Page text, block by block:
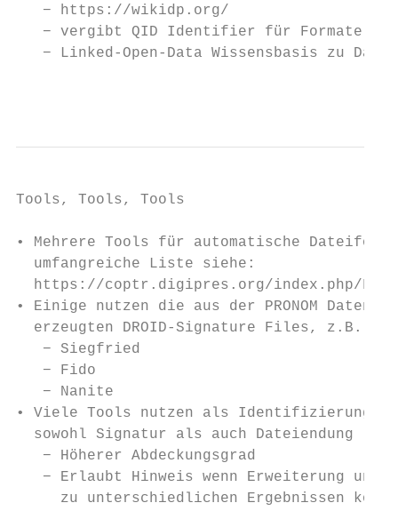
   − https://wikidp.org/
   − vergibt QID Identifier für Formate
− Linked-Open-Data Wissensbasis zu
Tools, Tools, Tools
• Mehrere Tools für automatische
  umfangreiche Liste siehe:
https://coptr.digipres.org/index.php/
• Einige nutzen die aus der PRONOM
erzeugten DROID-Signature Files, z.B.
   − Siegfried
   − Fido
   − Nanite
• Viele Tools nutzen als
  sowohl Signatur als auch Dateiendung
   − Höherer Abdeckungsgrad
− Erlaubt Hinweis wenn Erweiterung und
zu unterschiedlichen Ergebnissen